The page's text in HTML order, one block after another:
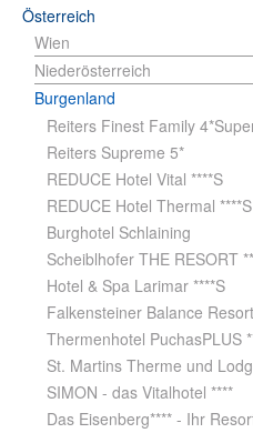
Österreich
Wien
Niederösterreich
Burgenland
Reiters Finest Family
Reiters Supreme 5*
REDUCE Hotel Vital ****S
REDUCE Hotel Thermal ****S
Burghotel Schlaining
Scheiblhofer THE RESORT
Hotel & Spa Larimar ****S
Falkensteiner Balance
Thermenhotel PuchasPLUS
St. Martins Therme und
SIMON - das Vitalhotel ****
Das Eisenberg**** - Ihr